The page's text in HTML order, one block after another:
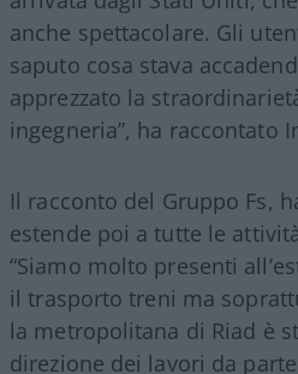
anche spettacolare. Gli
saputo cosa stava
apprezzato la
ingegneria”, ha raccontato
Il racconto del Gruppo Fs,
estende poi a tutte le
“Siamo molto presenti
il trasporto treni ma
la metropolitana di Riad è
direzione dei lavori da